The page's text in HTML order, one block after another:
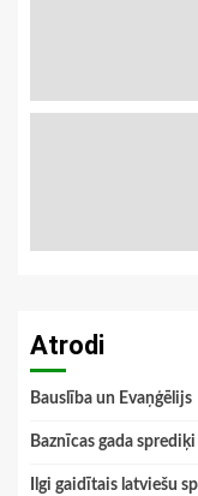
Atrodi
Bauslība un Evaņģēlijs
Baznīcas gada
Ilgi gaidītais latviešu